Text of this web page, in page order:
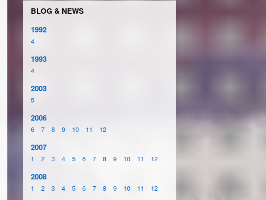
BLOG & NEWS
1992
4
1993
4
2003
5
2006
6 7 8 9 10 11 12
2007
1 2 3 4 5 6 7 8 9 10 11 12
2008
1 2 3 4 5 6 7 8 9 10 11 12